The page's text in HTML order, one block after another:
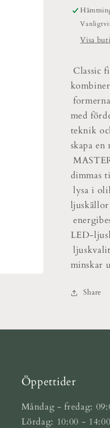
Visa
Classic
med
teknik
skapa
dimmas
lysa i
ljuskällor
LED-
minskar
Share
Öppettider
Måndag - fredag:
Lördag: 10:00 - 14:00